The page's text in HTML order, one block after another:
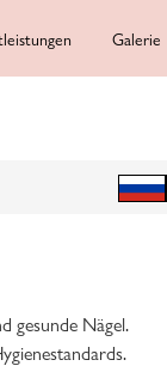
Galerie
gesunde Nägel.